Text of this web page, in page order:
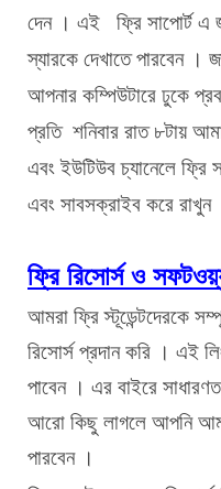
দেন । এই   ফ্রি সাপোর্ট এ
স্যারকে দেখাতে পারবেন ।
আপনার কম্পিউটারে ঢুকে
প্রতি  শনিবার রাত ৮টায়
এবং ইউটিউব চ্যানেলে ফ্রি
এবং সাবসক্রাইব করে রাখুন
ফ্রি রিসোর্স ও
আমরা ফ্রি স্টূডেন্টদেরকে
রিসোর্স প্রদান করি । এই
পাবেন । এর বাইরে
আরো কিছু লাগলে আপনি
পারবেন ।